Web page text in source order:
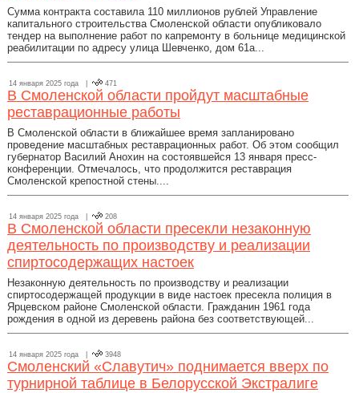
Сумма контракта составила 110 миллионов рублей Управление
капитального строительства Смоленской области опубликовало
тендер на выполнение работ по капремонту в больнице медицинской
реабилитации по адресу улица Шевченко, дом 61а...
14 января 2025 года | 471
В Смоленской области пройдут масштабные
реставрационные работы
В Смоленской области в ближайшее время запланировано
проведение масштабных реставрационных работ. Об этом сообщил
губернатор Василий Анохин на состоявшейся 13 января пресс-
конференции. Отмечалось, что продолжится реставрация
Смоленской крепостной стены....
14 января 2025 года | 208
В Смоленской области пресекли незаконную
деятельность по производству и реализации
спиртосодержащих настоек
Незаконную деятельность по производству и реализации
спиртосодержащей продукции в виде настоек пресекла полиция в
Ярцевском районе Смоленской области. Гражданин 1961 года
рождения в одной из деревень района без соответствующей...
14 января 2025 года | 3948
Смоленский «Славутич» поднимается вверх по
турнирной таблице в Белорусской Экстралиге